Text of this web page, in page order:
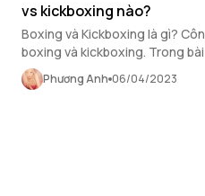
vs kickboxing nào?
Boxing và Kickboxing là gì?
boxing và kickboxing. Trong
thiệu cho bạn 2 loại hình
review cho bạn một số địa
Phương Anh 06/04/2023